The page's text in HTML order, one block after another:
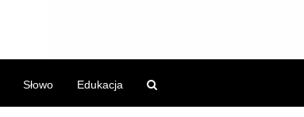
Słowo Edukacja
Poprzedni Kolejny